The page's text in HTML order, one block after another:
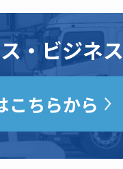
・ビジネス
こちらから